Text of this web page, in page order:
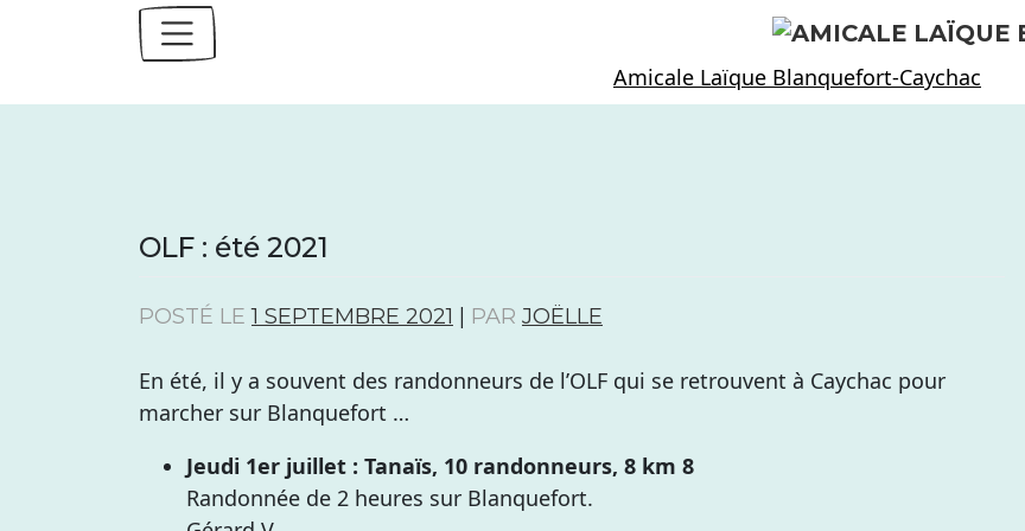
Amicale Laïque Blanquefort-Caychac
OLF : été 2021
POSTÉ LE1 SEPTEMBRE 2021 PAR JOËLLE
En été, il y a souvent des randonneurs de l’OLF qui se retrouvent à Caychac pour
marcher sur Blanquefort …
Jeudi 1er juillet : Tanaïs, 10 randonneurs, 8 km 8
Randonnée de 2 heures sur Blanquefort.